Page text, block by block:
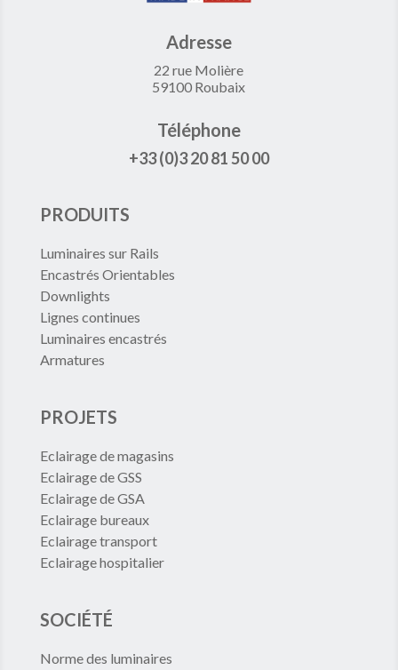
Adresse
22 rue Molière
59100 Roubaix
Téléphone
+33 (0)3 20 81 50 00
PRODUITS
Luminaires sur Rails
Encastrés Orientables
Downlights
Lignes continues
Luminaires encastrés
Armatures
PROJETS
Eclairage de magasins
Eclairage de GSS
Eclairage de GSA
Eclairage bureaux
Eclairage transport
Eclairage hospitalier
SOCIÉTÉ
Norme des luminaires